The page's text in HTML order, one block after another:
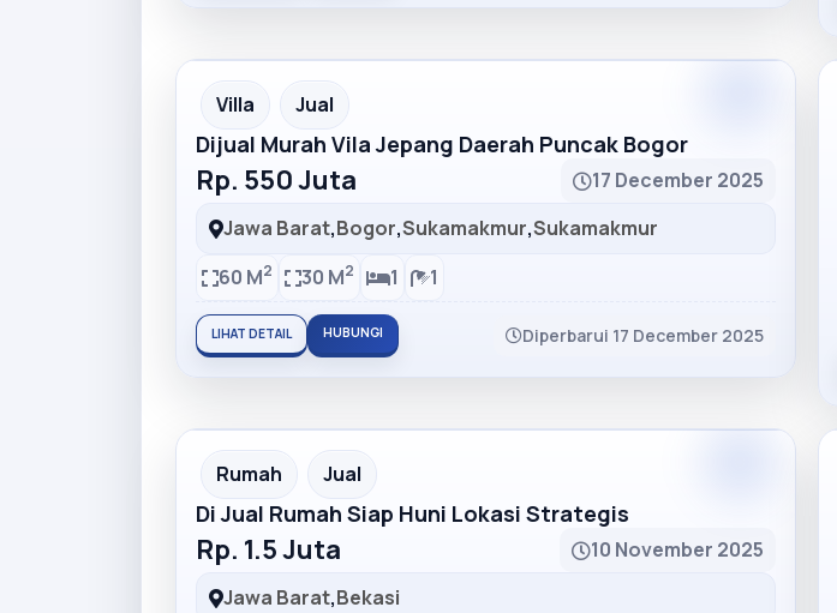
Partner Ad
Villa Jual
Dijual Murah Vila Jepang Daerah Puncak Bogor
Rp. 550 Juta
17 December 2025
Jawa Barat,Bogor,Sukamakmur,Sukamakmur
60 M2 30 M2 1 1
LIHAT DETAIL HUBUNGI Diperbarui 17 December 2025
Partner Ad
Rumah Jual
Di Jual Rumah Siap Huni Lokasi Strategis
Rp. 1.5 Juta
10 November 2025
Jawa Barat,Bekasi